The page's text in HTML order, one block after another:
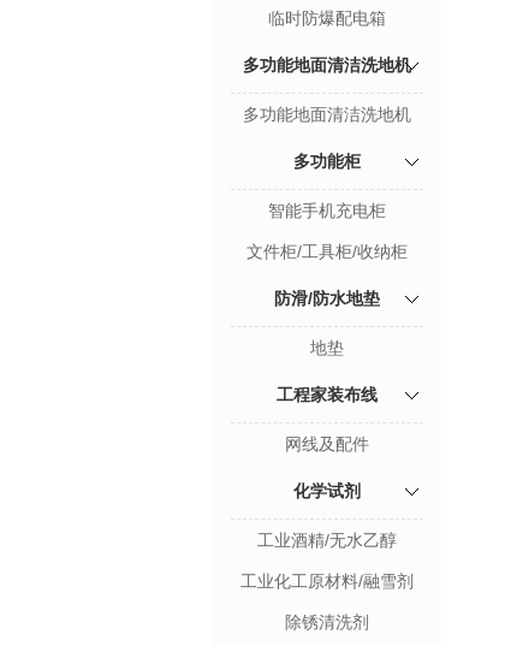
临时防爆配电箱
多功能地面清洁洗地机
多功能地面清洁洗地机
多功能柜
智能手机充电柜
文件柜/工具柜/收纳柜
防滑/防水地垫
地垫
工程家装布线
网线及配件
化学试剂
工业酒精/无水乙醇
工业化工原材料/融雪剂
除锈清洗剂